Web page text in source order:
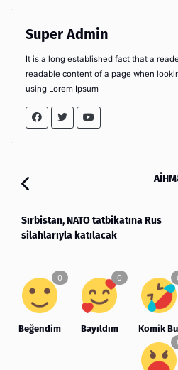
Super Admin
It is a long established fact that a
readable content of a page when
using Lorem Ipsum
Sırbistan, NATO tatbikatına Rus
silahlarıyla katılacak
Beğendim Bayıldım Komik